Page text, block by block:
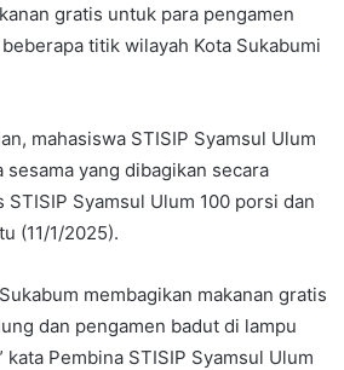
gratis untuk para pengamen
titik wilayah Kota Sukabumi
mahasiswa STISIP Syamsul Ulum
yang dibagikan secara
Syamsul Ulum 100 porsi dan
(11/1/2025).
membagikan makanan gratis
dan pengamen badut di lampu
Pembina STISIP Syamsul Ulum